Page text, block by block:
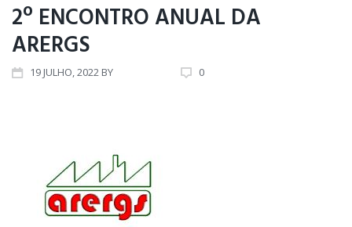
2º ENCONTRO ANUAL DA
ARERGS
19JULHO, 2022 BY 0